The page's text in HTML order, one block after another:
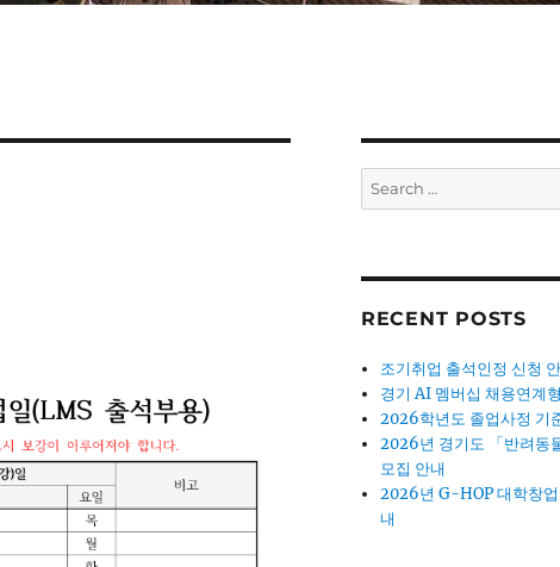
Search
for:
RECENT POSTS
조기취업 출석인정 신청
경기 AI 멤버십 채용연계
2026학년도 졸업사정 기
2026년 경기도 「반려동
모집 안내
2026년 G-HOP 대학창
내